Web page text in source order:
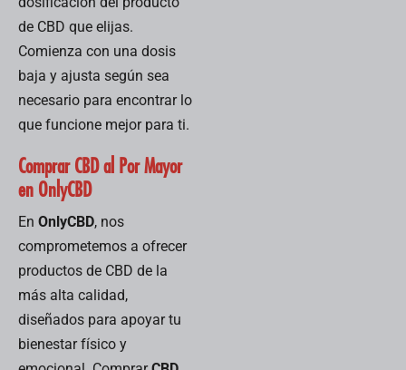
de CBD que elijas.
Comienza con una dosis
baja y ajusta según sea
necesario para encontrar lo
que funcione mejor para ti.
Comprar CBD al Por Mayor
en OnlyCBD
En OnlyCBD, nos
comprometemos a ofrecer
productos de CBD de la
más alta calidad,
diseñados para apoyar tu
bienestar físico y